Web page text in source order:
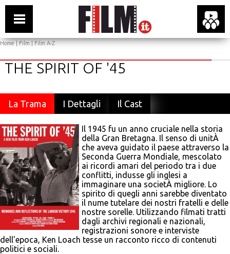
Home|Film|Film A-Z
THE SPIRIT OF '45
La Trama I Dettagli Il Cast
Il 1945 fu un anno cruciale nella storia
della Gran Bretagna. Il senso di unitÀ
che aveva guidato il paese attraverso la
Seconda Guerra Mondiale, mescolato
ai ricordi amari del periodo tra i due
conflitti, indusse gli inglesi a
immaginare una societÀ migliore. Lo
spirito di quegli anni sarebbe diventato
il nume tutelare dei nostri fratelli e delle
nostre sorelle. Utilizzando filmati tratti
dagli archivi regionali e nazionali,
registrazioni sonore e interviste
dell'epoca, Ken Loach tesse un racconto ricco di contenuti
politici e sociali.